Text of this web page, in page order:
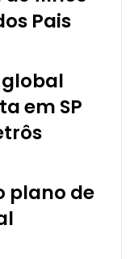
Pais
em SP
plano de